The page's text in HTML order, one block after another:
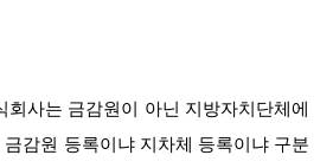
회사는 금감원이 아닌 지방자치단체에
감원 등록이냐 지차체 등록이냐 구분